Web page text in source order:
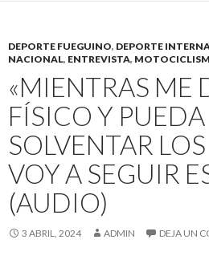
DEPORTE FUEGUINO, DEPORTE
NACIONAL, ENTREVISTA,
«MIENTRAS ME
FÍSICO Y PUEDA
SOLVENTAR
VOY A SEGUIR
(AUDIO)
3 ABRIL, 2024 ADMIN DEJA UN